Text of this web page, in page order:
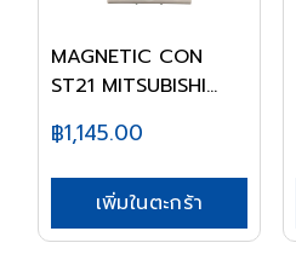
MAGNETIC CON
ST21 MITSUBISHI
฿1,145.00
เพิ่มในตะกร้า